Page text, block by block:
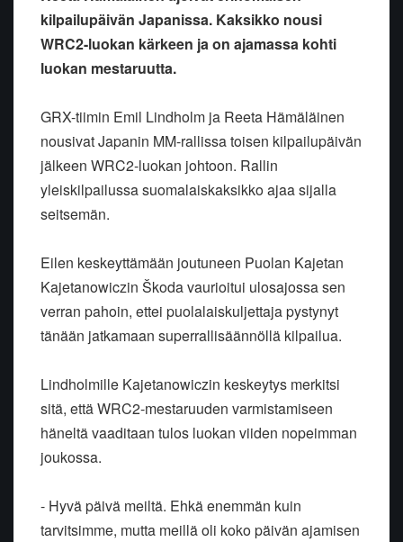
kilpailupäivän Japanissa. Kaksikko nousi
WRC2-luokan kärkeen ja on ajamassa kohti
luokan mestaruutta.
GRX-tiimin Emil Lindholm ja Reeta Hämäläinen
nousivat Japanin MM-rallissa toisen kilpailupäivän
jälkeen WRC2-luokan johtoon. Rallin
yleiskilpailussa suomalaiskaksikko ajaa sijalla
seitsemän.
Eilen keskeyttämään joutuneen Puolan Kajetan
Kajetanowiczin Škoda vaurioitui ulosajossa sen
verran pahoin, ettei puolalaiskuljettaja pystynyt
tänään jatkamaan superrallisäännöllä kilpailua.
Lindholmille Kajetanowiczin keskeytys merkitsi
sitä, että WRC2-mestaruuden varmistamiseen
häneltä vaaditaan tulos luokan viiden nopeimman
joukossa.
- Hyvä päivä meiltä. Ehkä enemmän kuin
tarvitsimme, mutta meillä oli koko päivän ajamisen